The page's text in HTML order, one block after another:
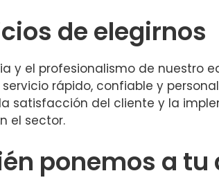
de elegirnos
y el profesionalismo de nuestro
rápido, confiable y
satisfacción del cliente y la
el sector.
ponemos a tu